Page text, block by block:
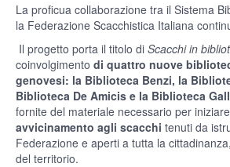
La proficua collaborazione tra il Sistema
la Federazione Scacchistica Italiana
Il progetto porta il titolo di Scacchi in
coinvolgimento di quattro nuove
genovesi: la Biblioteca Benzi, la
Biblioteca De Amicis e la Biblioteca
fornite del materiale necessario per
avvicinamento agli scacchi tenuti da
Federazione e aperti a tutta la
del territorio.